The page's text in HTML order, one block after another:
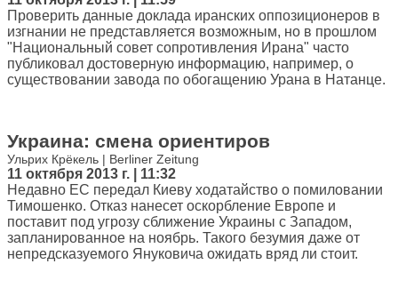
Проверить данные доклада иранских оппозиционеров в
изгнании не представляется возможным, но в прошлом
"Национальный совет сопротивления Ирана" часто
публиковал достоверную информацию, например, о
существовании завода по обогащению Урана в Натанце.
Украина: смена ориентиров
Ульрих Крёкель | Berliner Zeitung
11 октября 2013 г. | 11:32
Недавно ЕС передал Киеву ходатайство о помиловании
Тимошенко. Отказ нанесет оскорбление Европе и
поставит под угрозу сближение Украины с Западом,
запланированное на ноябрь. Такого безумия даже от
непредсказуемого Януковича ожидать вряд ли стоит.